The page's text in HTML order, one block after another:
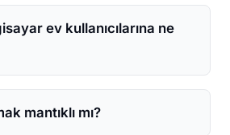
ev kullanıcılarına ne
mantıklı mı?